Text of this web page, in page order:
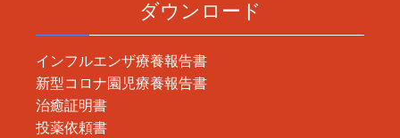
ダウンロード
インフルエンザ療養報告書
新型コロナ園児療養報告書
治癒証明書
投薬依頼書